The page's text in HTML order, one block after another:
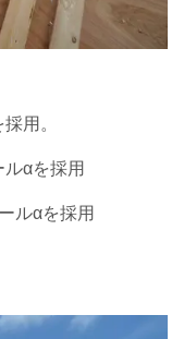
用。
αを採用
ルαを採用